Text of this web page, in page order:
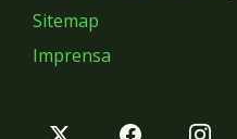
Sitemap
Imprensa